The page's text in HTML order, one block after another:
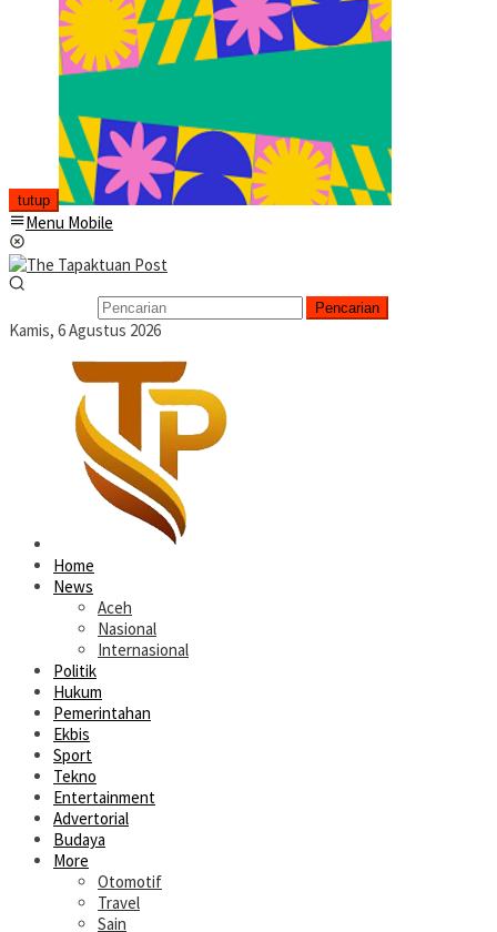
tutup
Menu Mobile
Pencarian
Kamis, 6 Agustus 2026
Home
News
Aceh
Nasional
Internasional
Politik
Hukum
Pemerintahan
Ekbis
Sport
Tekno
Entertainment
Advertorial
Budaya
More
Otomotif
Travel
Sain